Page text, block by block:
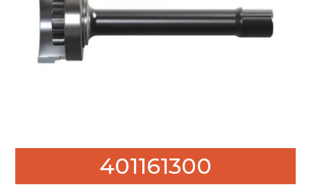
401161300